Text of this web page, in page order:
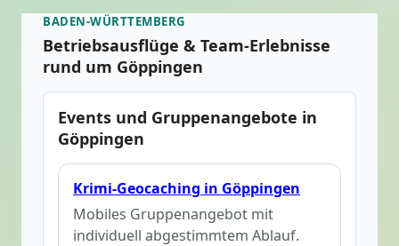
BADEN-WÜRTTEMBERG
Betriebsausflüge & Team-Erlebnisse
rund um Göppingen
Events und Gruppenangebote in
Göppingen
Krimi-Geocaching in Göppingen
Mobiles Gruppenangebot mit
individuell abgestimmtem Ablauf.